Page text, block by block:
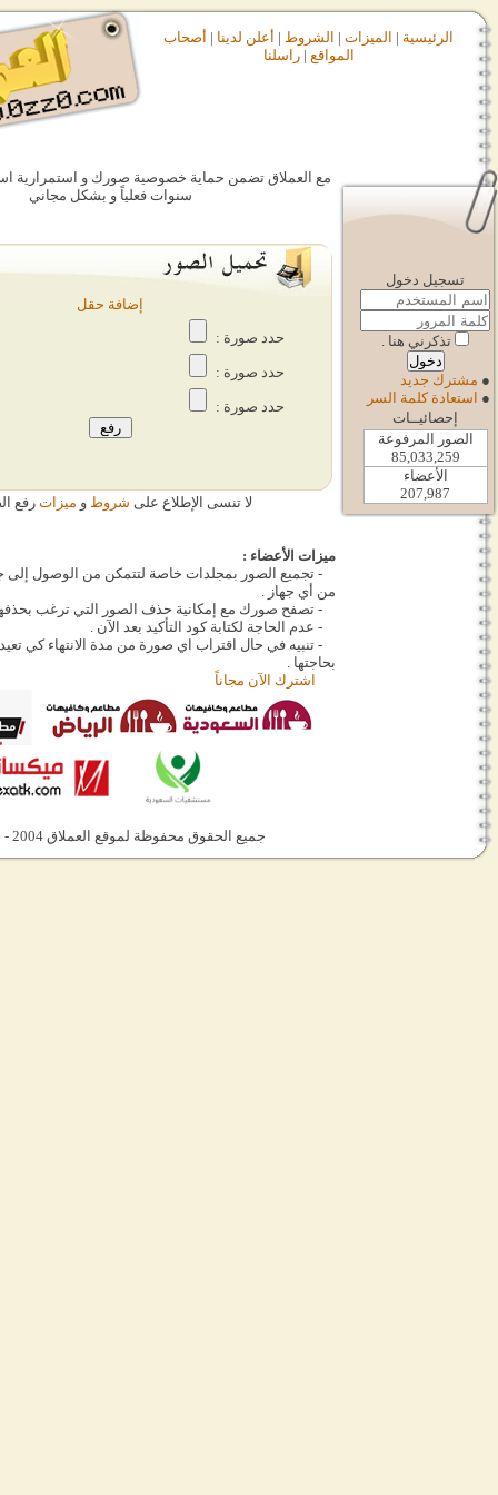
| الشروط|أعلن لدينا| أصحاب
المواقع
مع العملاق تضمن حماية خصوصية صورك و استمرارية استضافتها لمدة ثلاث
سنوات فعلياً و بشكل مجاني
حدد صورة :
حدد صورة :
حدد صورة :
لا تنسى الإطلاع على شروطوميزاترفع الصور .
- تجميع الصور بمجلدات خاصة لتتمكن من الوصول إلى جميع صورك لاحقا
- تصفح صورك مع إمكانية حذف الصور التي ترغب بحذفها .
- عدم الحاجة لكتابة كود التأكيد بعد الآن .
- تنبيه في حال اقتراب اي صورة من مدة الانتهاء كي تعيد رفعها اذا ما زلت
جميع الحقوق محفوظة لموقع العملاق 2004 - 2026 ©